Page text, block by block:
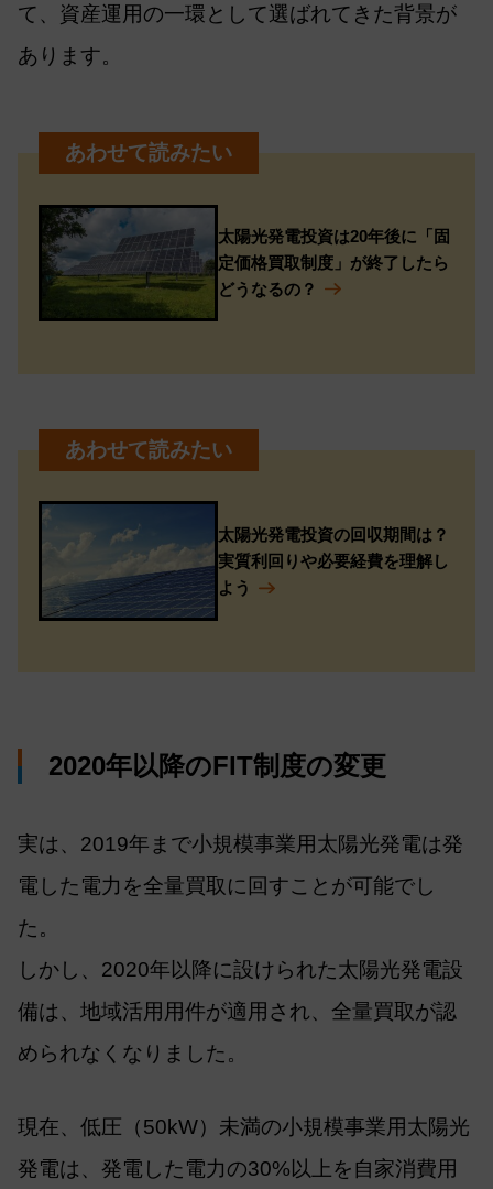
て、資産運用の一環として選ばれてきた背景が
あります。
太陽光発電投資は20年後に「固
定価格買取制度」が終了したら
どうなるの？
太陽光発電投資の回収期間は？
実質利回りや必要経費を理解し
よう
2020年以降のFIT制度の変更
実は、2019年まで小規模事業用太陽光発電は発
電した電力を全量買取に回すことが可能でし
た。
しかし、2020年以降に設けられた太陽光発電設
備は、地域活用用件が適用され、全量買取が認
められなくなりました。
現在、低圧（50kW）未満の小規模事業用太陽光
発電は、発電した電力の30%以上を自家消費用